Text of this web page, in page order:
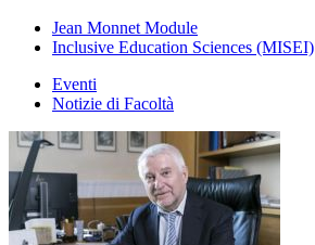
Jean Monnet Module
Inclusive Education Sciences (MISEI)
Eventi
Notizie di Facoltà